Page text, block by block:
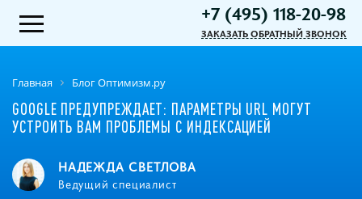
+7 (495) 118-20-98
ЗАКАЗАТЬ ОБРАТНЫЙ ЗВОНОК
Главная Блог Оптимизм.ру
GOOGLE ПРЕДУПРЕЖДАЕТ: ПАРАМЕТРЫ URL МОГУТ
УСТРОИТЬ ВАМ ПРОБЛЕМЫ С ИНДЕКСАЦИЕЙ
НАДЕЖДА СВЕТЛОВА
Ведущий специалист